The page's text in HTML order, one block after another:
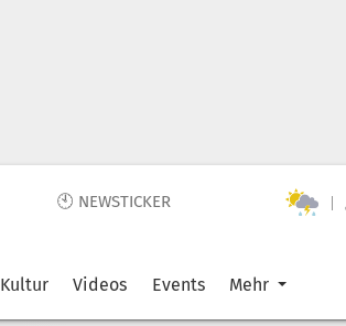
🕙 NEWSTICKER |
Kultur Videos Events Mehr